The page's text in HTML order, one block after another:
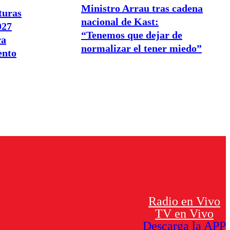
Ministro Arrau tras cadena
nacional de Kast:
“Tenemos que dejar de
normalizar el tener miedo”
Radio en Vivo
TV en Vivo
Descarga la APP